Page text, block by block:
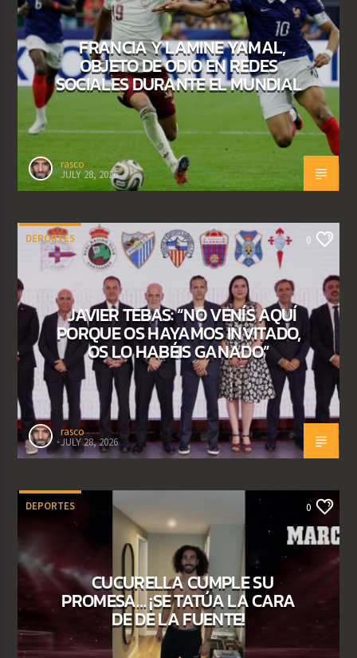
FRANCIA Y LAMINE YAMAL,
OBJETO DE ODIO EN REDES
SOCIALES DURANTE EL MUNDIAL
rasco
JULY 28, 2026
DEPORTES 0
JAVIER TEBAS: “NO VENÍS AQUÍ
PORQUE OS HAYAMOS INVITADO,
OS LO HABÉIS GANADO”
rasco
JULY 28, 2026
DEPORTES 0
CUCURELLA CUMPLE SU
PROMESA… ¡SE TATÚA LA CARA
DE DE LA FUENTE!